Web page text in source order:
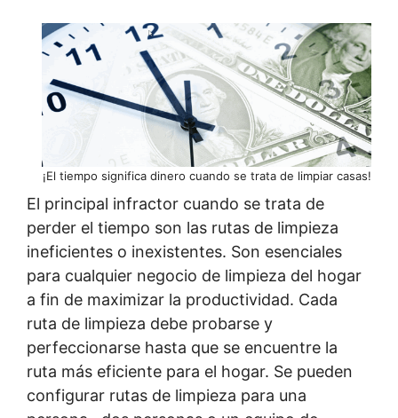
¡El tiempo significa dinero cuando se trata de limpiar casas!
El principal infractor cuando se trata de
perder el tiempo son las rutas de limpieza
ineficientes o inexistentes. Son esenciales
para cualquier negocio de limpieza del hogar
a fin de maximizar la productividad. Cada
ruta de limpieza debe probarse y
perfeccionarse hasta que se encuentre la
ruta más eficiente para el hogar. Se pueden
configurar rutas de limpieza para una